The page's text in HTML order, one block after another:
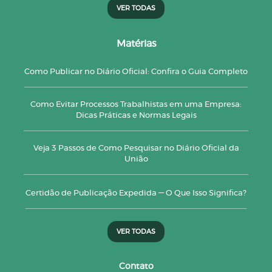
VER TODAS
Matérias
Como Publicar no Diário Oficial: Confira o Guia Completo
Como Evitar Processos Trabalhistas em uma Empresa:
Dicas Práticas e Normas Legais
Veja 3 Passos de Como Pesquisar no Diário Oficial da
União
Certidão de Publicação Expedida — O Que Isso Significa?
VER TODAS
Contato